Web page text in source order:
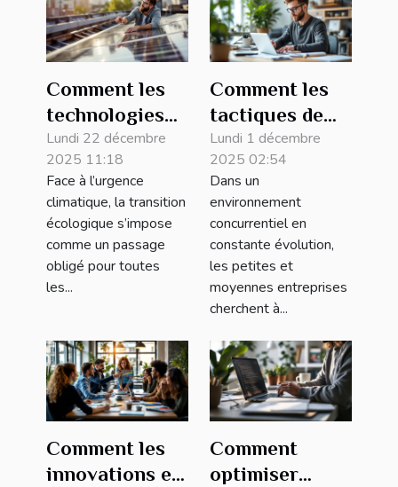
Comment les
technologies
vertes
transforment-
elles les
petites
entreprises ?
Lundi 22 décembre
2025 11:18
Face à l’urgence
climatique, la transition
écologique s’impose
comme un passage
obligé pour toutes
les...
Comment les
tactiques de
marketing
numérique
transforment
les PME ?
Lundi 1 décembre
2025 02:54
Dans un
environnement
concurrentiel en
constante évolution,
les petites et
moyennes entreprises
cherchent à...
Comment les
innovations en
Comment
optimiser